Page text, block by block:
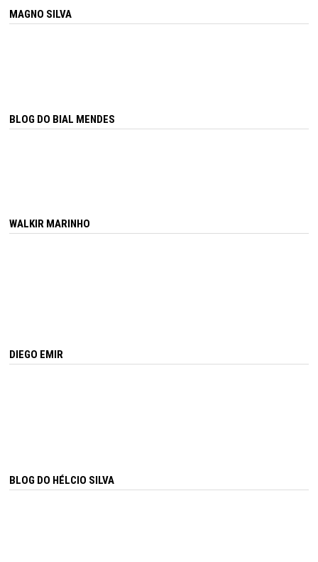
MAGNO SILVA
BLOG DO BIAL MENDES
WALKIR MARINHO
DIEGO EMIR
BLOG DO HÉLCIO SILVA